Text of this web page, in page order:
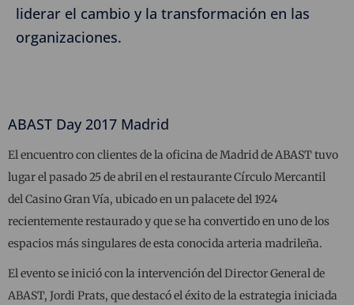
liderar el cambio y la transformación en las
organizaciones.
ABAST Day 2017 Madrid
El encuentro con clientes de la oficina de Madrid de ABAST tuvo
lugar el pasado 25 de abril en el restaurante Círculo Mercantil
del Casino Gran Vía, ubicado en un palacete del 1924
recientemente restaurado y que se ha convertido en uno de los
espacios más singulares de esta conocida arteria madrileña.
El evento se inició con la intervención del Director General de
ABAST, Jordi Prats, que destacó el éxito de la estrategia iniciada